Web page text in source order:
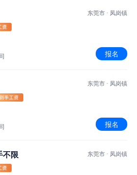
东莞市 · 凤岗镇
报名
东莞市 · 凤岗镇
报名
不限
东莞市 · 凤岗镇